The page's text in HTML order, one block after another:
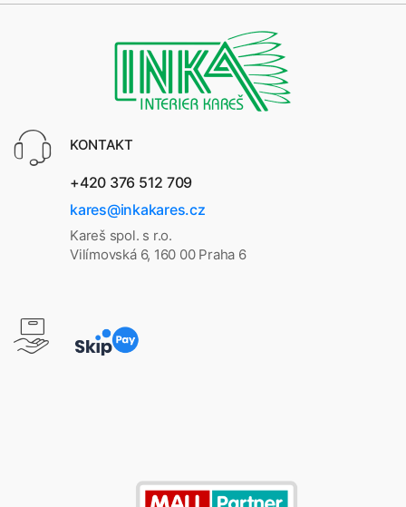
KONTAKT
+420 376 512 709
kares@inkakares.cz
Kareš spol. s r.o.
Vilímovská 6, 160 00 Praha 6